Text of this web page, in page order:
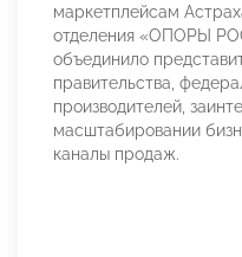
маркетплейсам
отделения «ОПОРЫ
объединило
правительства,
производителей,
масштабировании
каналы продаж.